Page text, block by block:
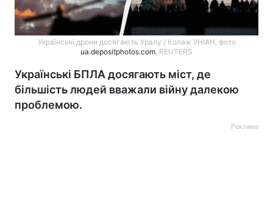
Українські дрони досягають Уралу / Колаж УНІАН, фото
ua.depositphotos.com, REUTERS
Українські БПЛА досягають міст, де
більшість людей вважали війну далекою
проблемою.
Реклама